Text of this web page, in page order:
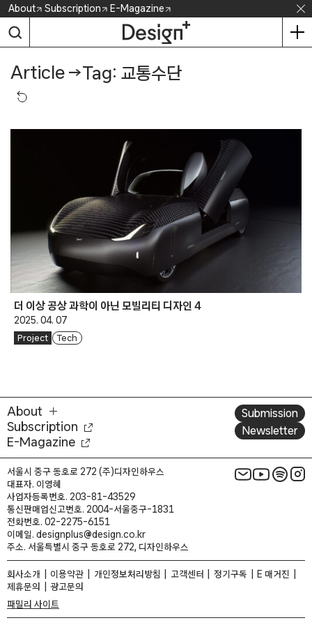
Skip
content
About Subscription E-Magazine
Article →Tag: 교통수단
더 이상 공상 과학이 아닌 모빌리티 디자인 4
2025. 04. 07
Project Tech
About
Subscription
E-Magazine
Submission
Newsletter
서울시 중구 동호로 272 (주)디자인하우스
대표자. 이영혜
사업자등록번호. 203-81-43529
통신판매업신고번호. 2004-서울중구-1831
전화번호. 02-2275-6151
이메일. designplus@design.co.kr
주소. 서울특별시 중구 동호로 272, 디자인하우스
회사소개 이용약관 개인정보처리방침 고객센터 정기구독
E 매거진
제휴문의
광고문의
패밀리 사이트